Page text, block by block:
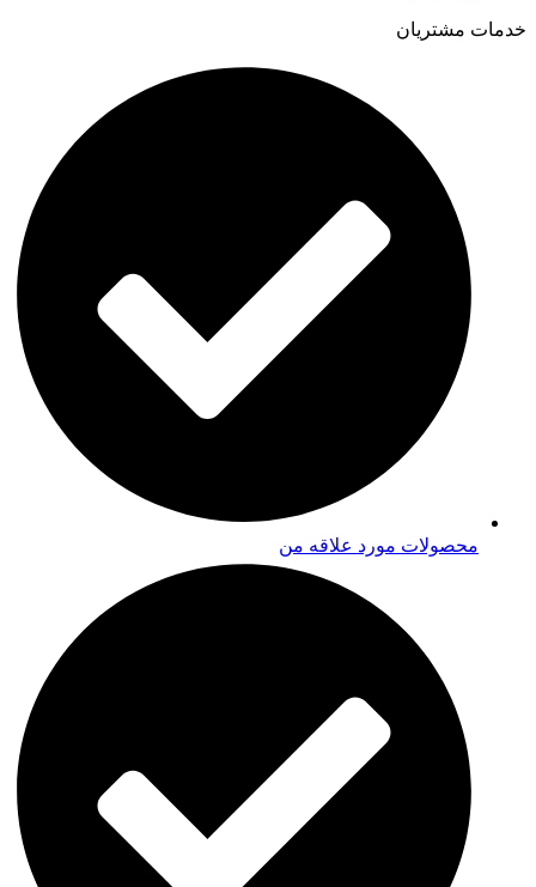
خدمات مشتریان
محصولات مورد علاقه من